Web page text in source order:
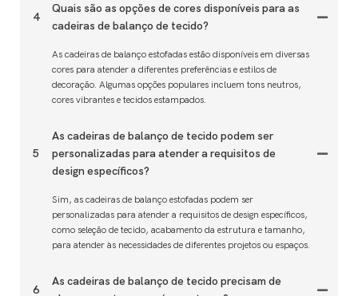
4
Quais são as opções de cores disponíveis para as
cadeiras de balanço de tecido?
As cadeiras de balanço estofadas estão disponíveis em diversas
cores para atender a diferentes preferências e estilos de
decoração. Algumas opções populares incluem tons neutros,
cores vibrantes e tecidos estampados.
5
As cadeiras de balanço de tecido podem ser
personalizadas para atender a requisitos de
design específicos?
Sim, as cadeiras de balanço estofadas podem ser
personalizadas para atender a requisitos de design específicos,
como seleção de tecido, acabamento da estrutura e tamanho,
para atender às necessidades de diferentes projetos ou espaços.
6
As cadeiras de balanço de tecido precisam de